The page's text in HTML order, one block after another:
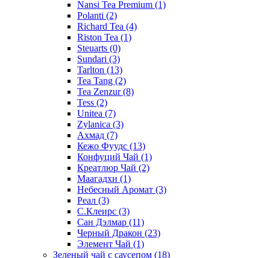
Nansi Tea Premium (1)
Polanti (2)
Richard Tea (4)
Riston Tea (1)
Steuarts (0)
Sundari (3)
Tarlton (13)
Tea Tang (2)
Tea Zenzur(8)
Tess (2)
Unitea (7)
Zylanica (3)
Ахмад (7)
Кежо Фуудс (13)
Конфуций Чай (1)
Креатлюр Чай (2)
Маагадхи (1)
Небесный Аромат (3)
Реал (3)
С.Клеирс (3)
Сан Дэлмар (11)
Черный Дракон (23)
Элемент Чай (1)
Зеленый чай с саусепом (18)